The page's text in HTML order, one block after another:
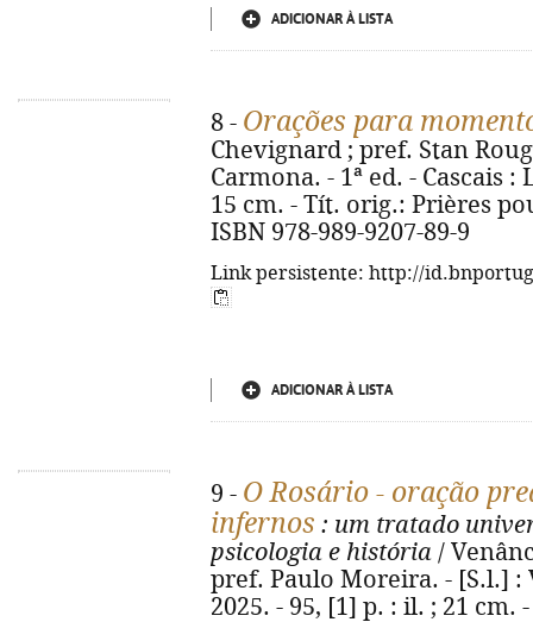
ADICIONAR À LISTA
8 - Orações para
Chevignard ; pref. Stan
Carmona. - 1ª ed. - Cascais
15 cm. - Tít. orig.: Prières
ISBN 978-989-9207-89-9
Link persistente: http://
ADICIONAR À LISTA
9 - O Rosário - oração
infernos : um tratado
psicologia e história /
pref. Paulo Moreira. - [S.l.] :
2025. - 95, [1] p. : il. ; 21 cm.